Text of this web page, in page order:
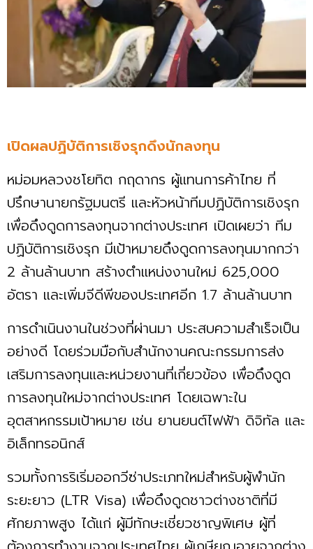
เปิดผลปฏิบัติการเชิงรุกดึงนักลงทุน
หม่อมหลวงชโยทิต กฤดากร ผู้แทนการค้าไทย ที่
ปรึกษานายกรัฐมนตรี และหัวหน้าทีมปฏิบัติการเชิงรุก
เพื่อดึงดูดการลงทุนจากต่างประเทศ เปิดเผยว่า ทีม
ปฏิบัติการเชิงรุก มีเป้าหมายดึงดูดการลงทุนมากกว่า
2 ล้านล้านบาท สร้างตำแหน่งงานใหม่ 625,000
อัตรา และเพิ่มจีดีพีของประเทศอีก 1.7 ล้านล้านบาท
การดำเนินงานในช่วงที่ผ่านมา ประสบความสำเร็จเป็น
อย่างดี โดยร่วมมือกับสำนักงานคณะกรรมการส่ง
เสริมการลงทุนและหน่วยงานที่เกี่ยวข้อง เพื่อดึงดูด
การลงทุนใหม่จากต่างประเทศ โดยเฉพาะใน
อุตสาหกรรมเป้าหมาย เช่น ยานยนต์ไฟฟ้า ดิจิทัล และ
อิเล็กทรอนิกส์
รวมทั้งการริเริ่มออกวีซ่าประเภทใหม่สำหรับผู้พำนัก
ระยะยาว (LTR Visa) เพื่อดึงดูดชาวต่างชาติที่มี
ศักยภาพสูง ได้แก่ ผู้มีทักษะเชี่ยวชาญพิเศษ ผู้ที่